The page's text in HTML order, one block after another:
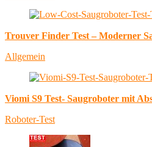
Trouver Finder Test – Moderner
Allgemein
Viomi S9 Test- Saugroboter mit
Roboter-Test